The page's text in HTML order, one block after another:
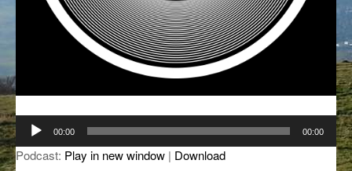
GROOVE N SUN
IL ÉTAIT UNE FOIS
L’ASTUCE DE LA PORTE EN BOIS
LA FABRIK POÉTIK
LA MINUTE LITTÉRAIRE
PLUS DE MIX
Lecteur
audio
00:00 00:00
Podcast: Play in new window | Download